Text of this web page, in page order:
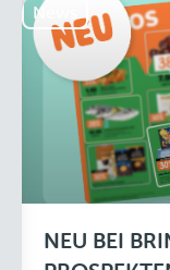
News
NEU BEI